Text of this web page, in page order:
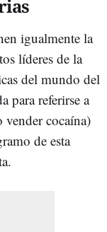
igualmente la
líderes de la
del mundo del
para referirse a
vender cocaína)
de esta